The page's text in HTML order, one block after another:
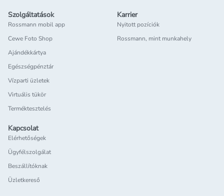
Szolgáltatások
Rossmann mobil app
Cewe Foto Shop
Ajándékkártya
Egészségpénztár
Vízparti üzletek
Virtuális tükör
Terméktesztelés
Karrier
Nyitott pozíciók
Rossmann, mint munkahely
Kapcsolat
Elérhetőségek
Ügyfélszolgálat
Beszállítóknak
Üzletkereső